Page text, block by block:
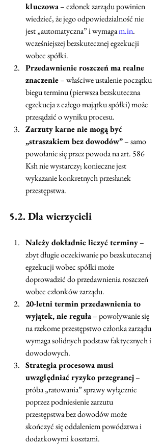
kluczowa – członek zarządu powinien
wiedzieć, że jego odpowiedzialność nie
jest „automatyczna” i wymaga m.in.
wcześniejszej bezskutecznej egzekucji
wobec spółki.
Przedawnienie roszczeń ma realne
znaczenie – właściwe ustalenie początku
biegu terminu (pierwsza bezskuteczna
egzekucja z całego majątku spółki) może
przesądzić o wyniku procesu.
Zarzuty karne nie mogą być
„straszakiem bez dowodów” – samo
powołanie się przez powoda na art. 586
Ksh nie wystarczy; konieczne jest
wykazanie konkretnych przesłanek
przestępstwa.
5.2. Dla wierzycieli
Należy dokładnie liczyć terminy –
zbyt długie oczekiwanie po bezskutecznej
egzekucji wobec spółki może
doprowadzić do przedawnienia roszczeń
wobec członków zarządu.
20-letni termin przedawnienia to
wyjątek, nie reguła – powoływanie się
na rzekome przestępstwo członka zarządu
wymaga solidnych podstaw faktycznych i
dowodowych.
Strategia procesowa musi
uwzględniać ryzyko przegranej –
próba „ratowania” sprawy wyłącznie
poprzez podniesienie zarzutu
przestępstwa bez dowodów może
skończyć się oddaleniem powództwa i
dodatkowymi kosztami.